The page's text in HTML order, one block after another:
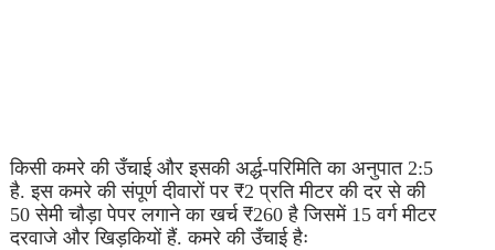
किसी कमरे की उँचाई और इसकी अर्द्ध-परिमिति का अनुपात 2:5
है. इस कमरे की संपूर्ण दीवारों पर ₹2 प्रति मीटर की दर से की
50 सेमी चौड़ा पेपर लगाने का खर्च ₹260 है जिसमें 15 वर्ग मीटर
दरवाजे और खिड़कियों हैं. कमरे की उँचाई हैः